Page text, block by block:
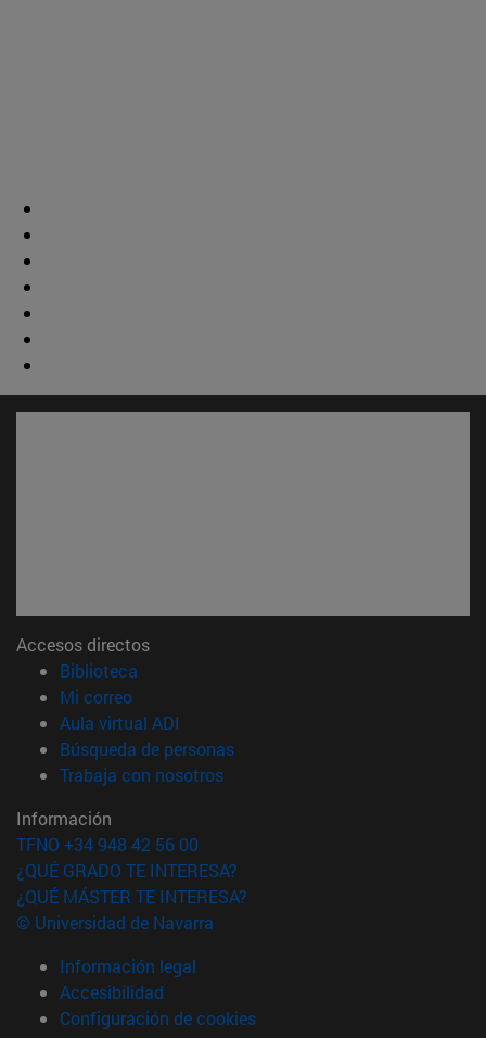
Accesos directos
Biblioteca
Mi correo(abre en nueva ventana)
Aula virtual ADI
Búsqueda de personas(abre en nueva ventana)
Trabaja con nosotros(abre en nueva ventana)
Información
TFNO +34 948 42 56 00
¿QUÉ GRADO TE INTERESA?
¿QUÉ MÁSTER TE INTERESA?
© Universidad de Navarra
Información legal
Accesibilidad
Configuración de cookies